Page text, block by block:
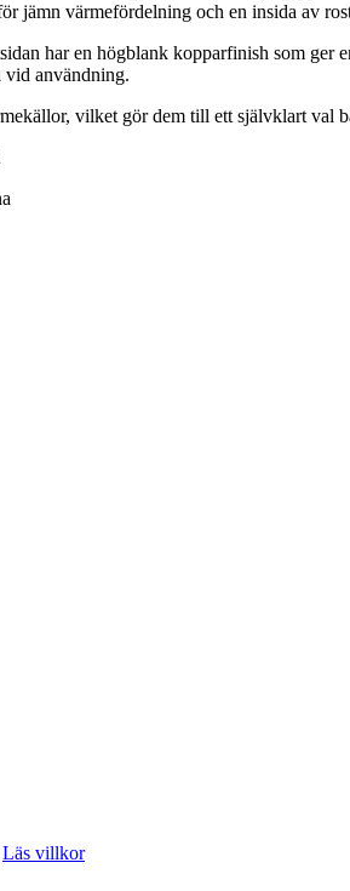
jämn värmefördelning och en insida av
har en högblank kopparfinish som
vid användning.
vilket gör dem till ett självklart val
Läs villkor